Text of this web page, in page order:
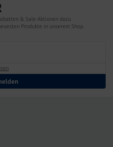
& Sale-Aktionen dazu
Produkte in unserem Shop.